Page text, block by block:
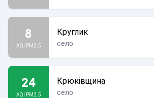
8
AQI PM2.5
Круглик
село
24
AQI PM2.5
Крюківщина
село